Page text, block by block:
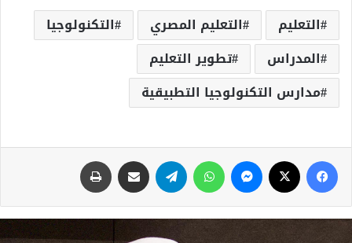
التعليم التعليم المصري
التكنولوجيا
المدراس
تطوير التعليم
مدارس التكنولوجيا التطبيقية